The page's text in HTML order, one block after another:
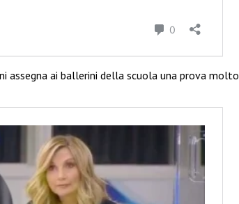
assegna ai ballerini della scuola una prova molto